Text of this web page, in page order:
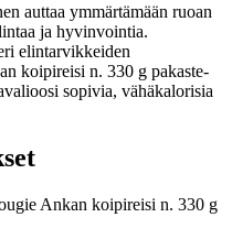
auttaa ymmärtämään ruoan
ja hyvinvointia.
elintarvikkeiden
koipireisi n. 330 g pakaste-
sopivia, vähäkalorisia
Ankan koipireisi n. 330 g